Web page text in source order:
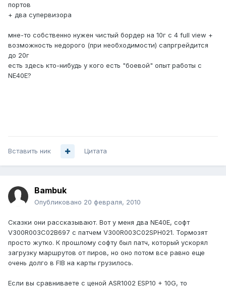
портов
+ два супервизора
мне-то собственно нужен чистый бордер на 10г с 4 full view +
возможность недорого (при необходимости) сапргрейдится
до 20г
есть здесь кто-нибудь у кого есть "боевой" опыт работы c
NE40E?
Вставить ник Цитата
Bambuk
Опубликовано 20 февраля, 2010
Сказки они рассказывают. Вот у меня два NE40E, софт
V300R003C02B697 с патчем V300R003C02SPH021. Тормозят
просто жутко. К прошлому софту был патч, который ускорял
загрузку маршрутов от пиров, но оно потом все равно еще
очень долго в FIB на карты грузилось.
Если вы сравниваете с ценой ASR1002 ESP10 + 10G, то